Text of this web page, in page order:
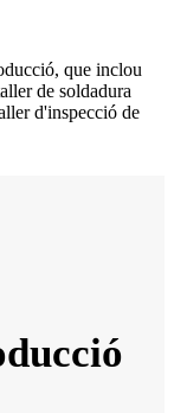
que inclou
de soldadura
d'inspecció de